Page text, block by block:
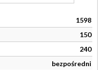
1598
150
240
bezpośredni